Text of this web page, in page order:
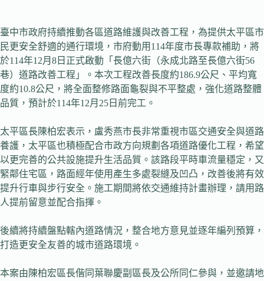
臺中市政府持續推動各區道路維護與改善工程，為提供太平區市
民更安全舒適的通行環境，市府動用114年度市長專款補助，將
於114年12月8日正式啟動「長億六街（永成北路至長億六街56
巷）道路改善工程」。本次工程改善長度約186.9公尺、平均寬
度約10.8公尺，將全面整修路面龜裂與不平整處，強化道路整體
品質，預計於114年12月25日前完工。
太平區長陳柏宏表示，盧秀燕市長非常重視市區交通安全與道路
養護，太平區也積極配合市政方向規劃各項道路優化工程，希望
以更完善的公共設施提升生活品質。該路段平時車流量穩定，又
緊鄰住宅區，路面經年使用產生多處裂縫及凹凸，改善後將有效
提升行車與步行安全。施工期間將依交通維持計畫辦理，請用路
人提前留意並配合指揮。
後續將持續盤點轄內道路情況，整合地方意見並逐年編列預算，
打造更安全友善的城市道路環境。
本案由陳柏宏區長偕同葉聯慶副區長及公所同仁參與，並邀請地